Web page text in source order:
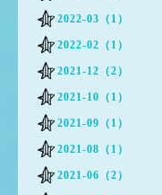
2022-03（1）
2022-02（1）
2021-12（2）
2021-10（1）
2021-09（1）
2021-08（1）
2021-06（2）